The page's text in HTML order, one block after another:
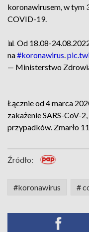
koronawirusem, w tym
COVID-19.
📊 Od 18.08-
na#koronawirus.
— Ministerstwo
Łącznie od 4 marca
zakażenie SARS-CoV-
przypadków. Zmarło
Źródło:
#koronawirus #